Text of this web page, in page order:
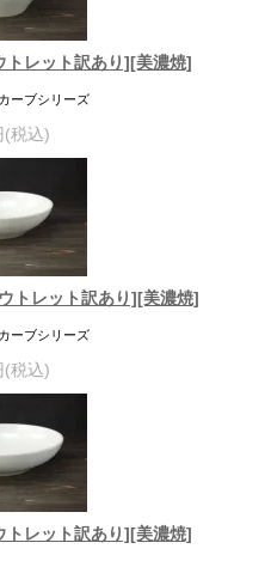
トレット訳あり][美濃焼]
ーブシリーズ
(税込)
トレット訳あり][美濃焼]
ーブシリーズ
(税込)
トレット訳あり][美濃焼]